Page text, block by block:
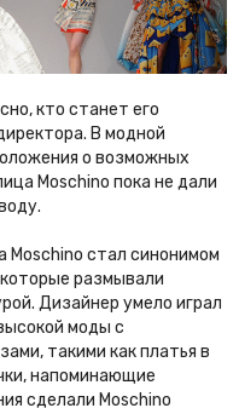
кто станет его
В модной
о возможных
Moschino пока не дали
стал синонимом
размывали
Дизайнер умело играл
моды с
такими как платья в
напоминающие
сделали Moschino